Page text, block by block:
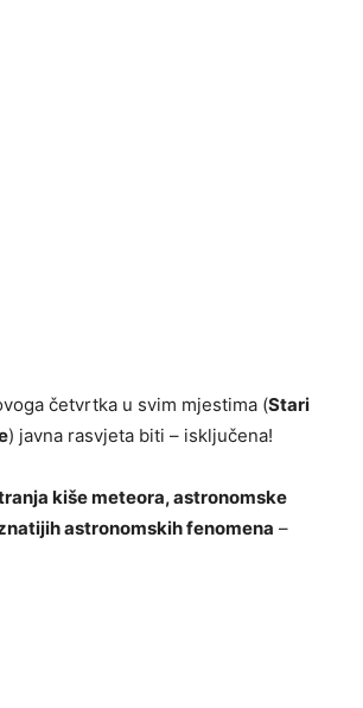
četvrtka u svim mjestima (Stari
) javna rasvjeta biti – isključena!
kiše meteora, astronomske
astronomskih fenomena –